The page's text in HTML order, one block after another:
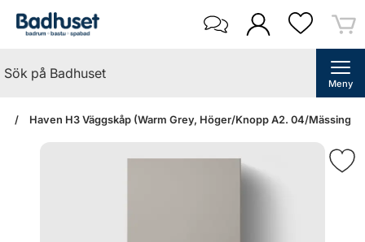
Meny
Haven H3 Väggskåp (Warm Grey, Höger/Knopp A2. 04/Mässing)